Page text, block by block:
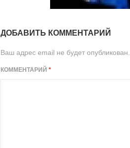
ДОБАВИТЬ КОММЕНТАРИЙ
Ваш адрес email не будет опубликован.
КОММЕНТАРИЙ *